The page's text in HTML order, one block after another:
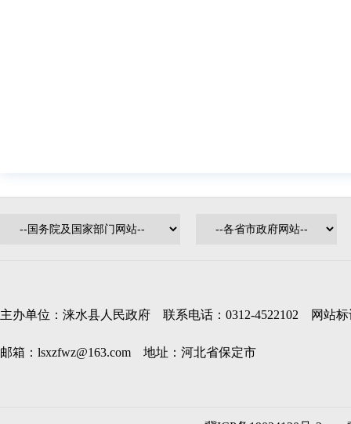
主办单位：涞水县人民政府 联系电话：0312-4522102 网站标
邮箱：lsxzfwz@163.com 地址：河北省保定市